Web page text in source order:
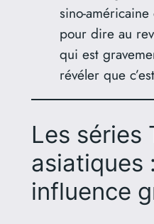
sino-
pour dire au
qui est
révéler que
Les séries
asiatiques
influence